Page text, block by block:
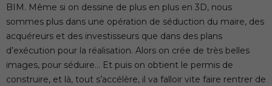
BIM. Même si on dessine de plus en plus en 3D, nous
sommes plus dans une opération de séduction du maire, des
acquéreurs et des investisseurs que dans des plans
d’exécution pour la réalisation. Alors on crée de très belles
images, pour séduire… Et puis on obtient le permis de
construire, et là, tout s’accélère, il va falloir vite faire rentrer de